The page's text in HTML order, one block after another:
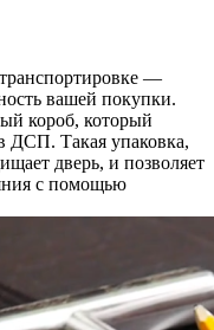
—
вашей покупки.
короб, который
ДСП. Такая упаковка,
дверь, и позволяет
с помощью